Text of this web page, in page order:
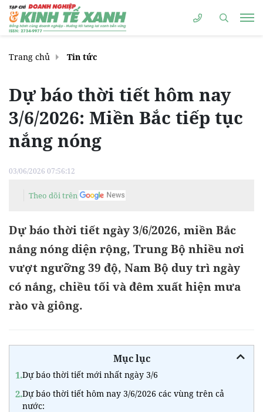
Trang chủ Tin tức
Dự báo thời tiết hôm nay
3/6/2026: Miền Bắc tiếp tục
nắng nóng
03/06/2026 07:56:12
Theo dõi trên
Dự báo thời tiết ngày 3/6/2026, miền Bắc
nắng nóng diện rộng, Trung Bộ nhiều nơi
vượt ngưỡng 39 độ, Nam Bộ duy trì ngày
có nắng, chiều tối và đêm xuất hiện mưa
rào và giông.
Mục lục
1.Dự báo thời tiết mới nhất ngày 3/6
2.Dự báo thời tiết hôm nay 3/6/2026 các vùng trên cả
nước: